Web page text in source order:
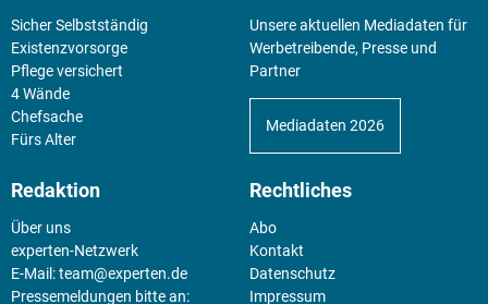
Sicher Selbstständig
Existenz­vorsorge
Pflege versichert
4 Wände
Chefsache
Fürs Alter
Unsere aktuellen Mediadaten für
Werbetreibende, Presse und
Partner
Mediadaten 2026
Redaktion
Über uns
experten-Netzwerk
E-Mail:team@experten.de
Pressemeldungen bitte an:
Rechtliches
Abo
Kontakt
Datenschutz
Impressum